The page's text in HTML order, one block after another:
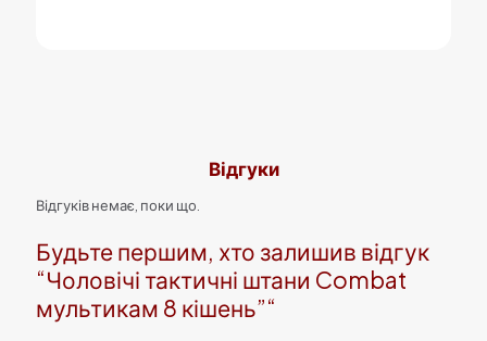
Відгуки
Відгуків немає, поки що.
Будьте першим, хто залишив відгук
“Чоловічі тактичні штани Combat
мультикам 8 кішень”“